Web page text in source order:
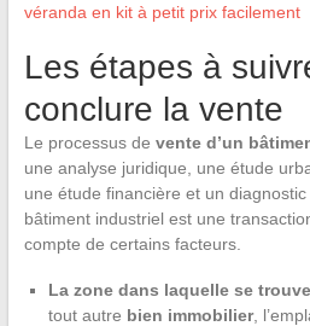
véranda en kit à petit prix facilement
Les étapes à
conclure la vente
Le processus de vente d’un
une analyse juridique, une étude
une étude financière et un
bâtiment industriel est une
compte de certains facteurs.
La zone dans laquelle se
tout autre bien immobilier,